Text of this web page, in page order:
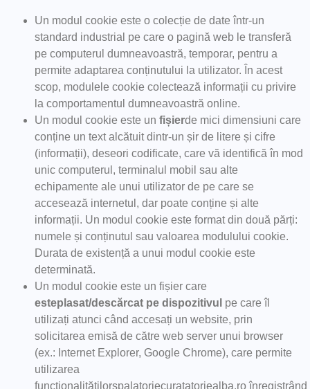
Un modul cookie este o colecție de date într-un
standard industrial pe care o pagină web le transferă
pe computerul dumneavoastră, temporar, pentru a
permite adaptarea conținutului la utilizator. În acest
scop, modulele cookie colectează informații cu privire
la comportamentul dumneavoastră online.
Un modul cookie este un fișierde mici dimensiuni care
conține un text alcătuit dintr-un șir de litere și cifre
(informații), deseori codificate, care vă identifică în mod
unic computerul, terminalul mobil sau alte
echipamente ale unui utilizator de pe care se
accesează internetul, dar poate conține și alte
informații. Un modul cookie este format din două părți:
numele și conținutul sau valoarea modulului cookie.
Durata de existență a unui modul cookie este
determinată.
Un modul cookie este un fișier care
esteplasat/descărcat pe dispozitivul pe care îl
utilizați atunci când accesați un website, prin
solicitarea emisă de către web server unui browser
(ex.: Internet Explorer, Google Chrome), care permite
utilizarea
funcționalitățilorspalatoriecuratatoriealba.ro înregistrând